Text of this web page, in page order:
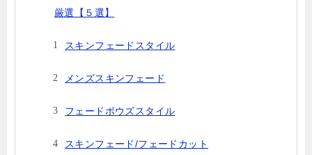
厳選【５選】
スキンフェードスタイル
メンズスキンフェード
フェードボウズスタイル
スキンフェード/フェードカット